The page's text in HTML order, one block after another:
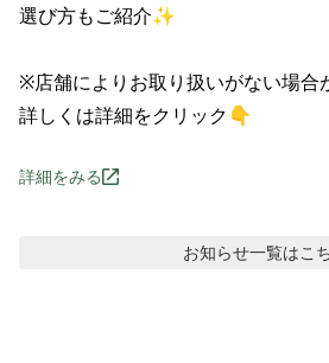
選び方もご紹介✨
※店舗によりお取り扱いがない場合
詳しくは詳細をクリック👇
詳細をみる
お知らせ一覧はこ